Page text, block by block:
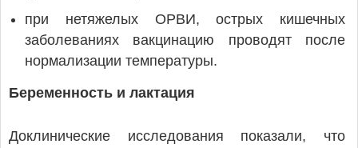
при нетяжелых ОРВИ, острых кишечных
заболеваниях вакцинацию проводят после
нормализации температуры.
Беременность и лактация
Доклинические исследования показали, что